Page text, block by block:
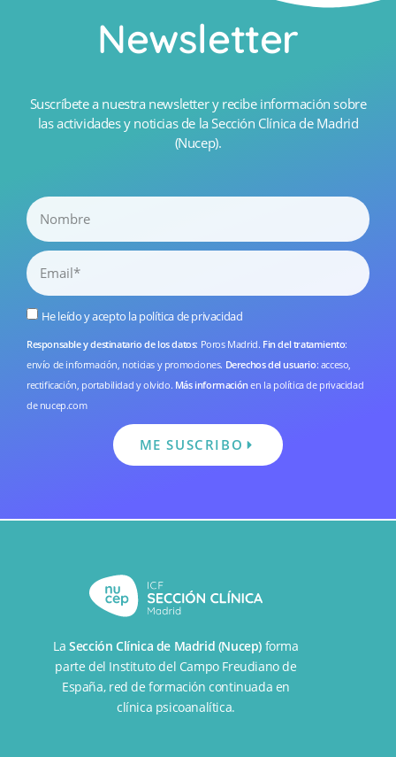
Newsletter
Suscríbete a nuestra newsletter y recibe información sobre
las actividades y noticias de la Sección Clínica de Madrid
(Nucep).
He leído y acepto lapolítica de privacidad
Responsable y destinatario de los datos: Poros Madrid. Fin del tratamiento:
envío de información, noticias y promociones. Derechos del usuario: acceso,
rectificación, portabilidad y olvido. Más información en la política de privacidad
de nucep.com
ME SUSCRIBO
LaSección Clínica de Madrid (Nucep) forma
parte del Instituto del Campo Freudiano de
España, red de formación continuada en
clínica psicoanalítica.